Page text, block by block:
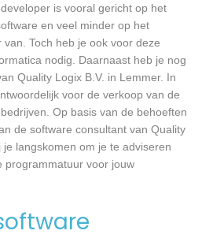
is vooral gericht op het
en veel minder op het
Toch heb je ook voor deze
nodig. Daarnaast heb je nog
Quality Logix B.V. in Lemmer. In
voor de verkoop van de
Op basis van de behoeften
de software consultant van Quality
je langskomen om je te adviseren
programmatuur voor jouw